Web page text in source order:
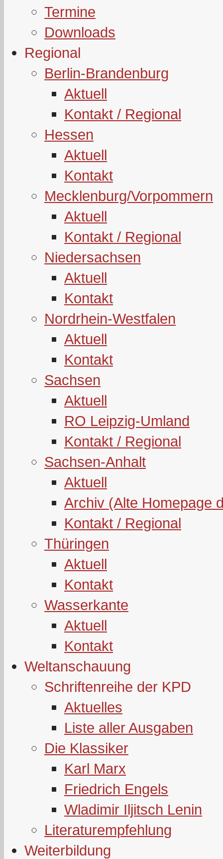
Termine
Downloads
Regional
Berlin-Brandenburg
Aktuell
Kontakt / Regional
Hessen
Aktuell
Kontakt
Mecklenburg/Vorpommern
Aktuell
Kontakt / Regional
Niedersachsen
Aktuell
Kontakt
Nordrhein-Westfalen
Aktuell
Kontakt
Sachsen
Aktuell
RO Leipzig-Umland
Kontakt / Regional
Sachsen-Anhalt
Aktuell
Archiv (Alte Homepage
Kontakt / Regional
Thüringen
Aktuell
Kontakt
Wasserkante
Aktuell
Kontakt
Weltanschauung
Schriftenreihe der KPD
Aktuelles
Liste aller Ausgaben
Die Klassiker
Karl Marx
Friedrich Engels
Wladimir Iljitsch Lenin
Literaturempfehlung
Weiterbildung